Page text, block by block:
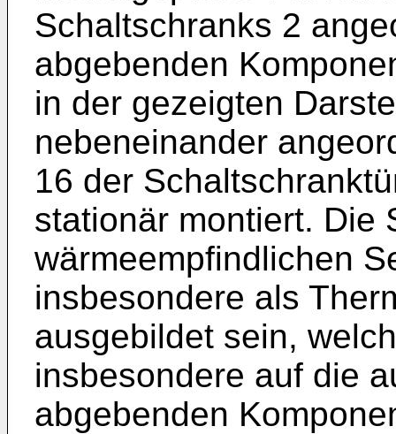
Schaltschranks 2
abgebenden
in der gezeigten
nebeneinander
16 der
stationär montiert. Die
wärmeempfindlichen
insbesondere als
ausgebildet sein,
insbesondere auf die
abgebenden